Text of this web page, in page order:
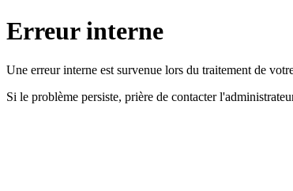
Erreur interne
Une erreur interne est survenue lors du traitement de
Si le problème persiste, prière de contacter